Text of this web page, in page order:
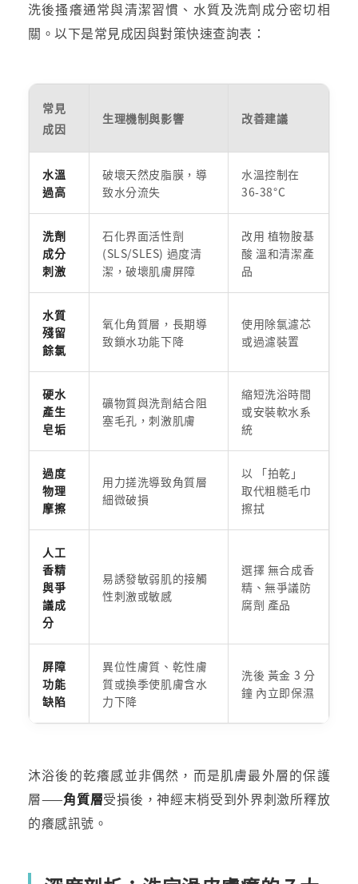
洗後搔癢通常與清潔習慣、水質及洗劑成分密切相
關。以下是常見成因與對策快速查詢表：
常見
成因
生理機制與影響 改善建議
水溫
過高
破壞天然皮脂膜，導
致水分流失
水溫控制在
36-38°C
洗劑
成分
刺激
石化界面活性劑
(SLS/SLES) 過度清
潔，破壞肌膚屏障
改用 植物胺基
酸 溫和清潔產
品
水質
殘留
餘氯
氧化角質層，長期導
致鎖水功能下降
使用除氯濾芯
或過濾裝置
硬水
產生
皂垢
礦物質與洗劑結合阻
塞毛孔，刺激肌膚
縮短洗浴時間
或安裝軟水系
統
過度
物理
摩擦
用力搓洗導致角質層
細微破損
以 「拍乾」
取代粗糙毛巾
擦拭
人工
香精
與爭
議成
分
易誘發敏弱肌的接觸
性刺激或敏感
選擇 無合成香
精、無爭議防
腐劑 產品
屏障
功能
缺陷
異位性膚質、乾性膚
質或換季使肌膚含水
力下降
洗後 黃金 3 分
鐘 內立即保濕
沐浴後的乾癢感並非偶然，而是肌膚最外層的保護
層——角質層受損後，神經末梢受到外界刺激所釋放
的癢感訊號。